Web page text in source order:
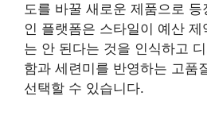
도를 바꿀 새로운 제품으로
인 플랫폼은 스타일이 예산 제
는 안 된다는 것을 인식하고
함과 세련미를 반영하는 고품
선택할 수 있습니다.